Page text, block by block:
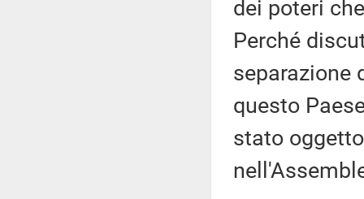
dei poteri
Perché
separazione
questo
stato